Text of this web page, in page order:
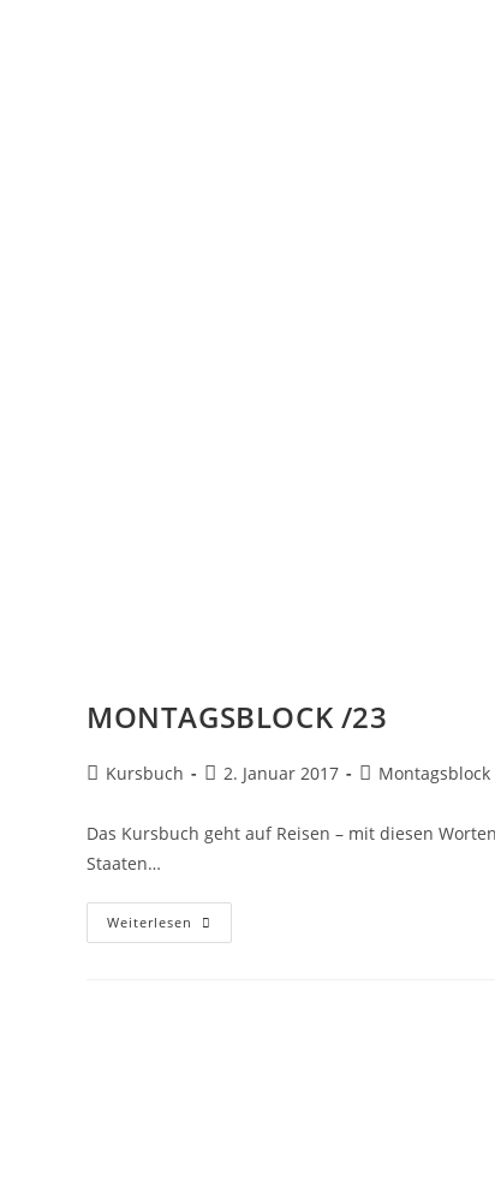
MONTAGSBLOCK /23
Kursbuch 2. Januar 2017 Montagsblock
Das Kursbuch geht auf Reisen – mit diesen
Staaten…
Weiterlesen